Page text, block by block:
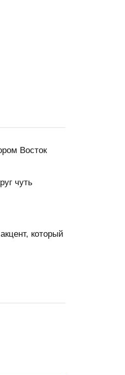
Восток
чуть
который